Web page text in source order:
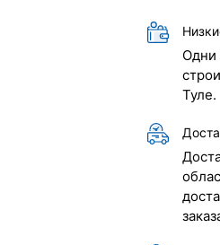
Одни
Туле.